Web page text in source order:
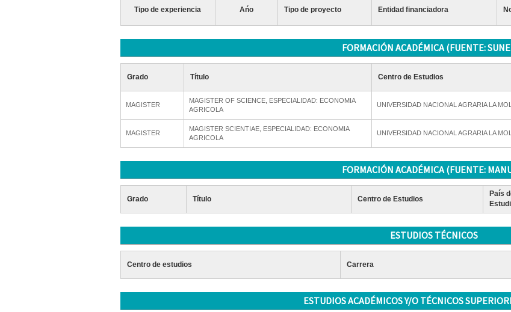
Tipo de experiencia Ańo Tipo de proyecto Entidad financiadora
FORMACIÓN ACADÉMICA (FUENTE:
Grado Título Centro de Estudios
MAGISTER
MAGISTER OF SCIENCE, ESPECIALIDAD: ECONOMIA
AGRICOLA
UNIVERSIDAD NACIONAL AGRARIA LA
MAGISTER
MAGISTER SCIENTIAE, ESPECIALIDAD: ECONOMIA
AGRICOLA
UNIVERSIDAD NACIONAL AGRARIA LA
FORMACIÓN ACADÉMICA (FUENTE:
Grado Título Centro de Estudios
País
ESTUDIOS TÉCNICOS
Centro de estudios Carrera
ESTUDIOS ACADÉMICOS Y/O TÉCNICOS